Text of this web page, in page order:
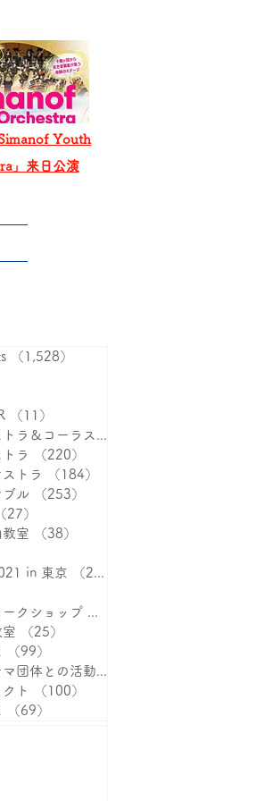
Youth
」来日公演
（1,528）
（11）
相馬子どもオーケストラ＆コーラス（387）
ラ
（220）
トラ
（184）
ル
（253）
（27）
室
（38）
in 東京
（25）
クショップ （38）
（25）
（99）
海外のエル・システマ団体との活動（15）
ト
（100）
（69）